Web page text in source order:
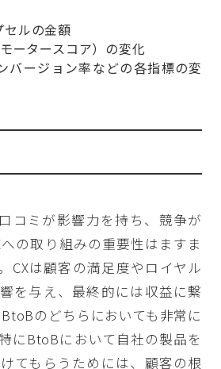
セルの金額
ータースコア）の変化
バージョン率などの各指標の変
コミが影響力を持ち、競争が
の取り組みの重要性はますま
CXは顧客の満足度やロイヤル
を与え、最終的には収益に繋
のどちらにおいても非常に
にBtoBにおいて自社の製品を
てもらうためには、顧客の根